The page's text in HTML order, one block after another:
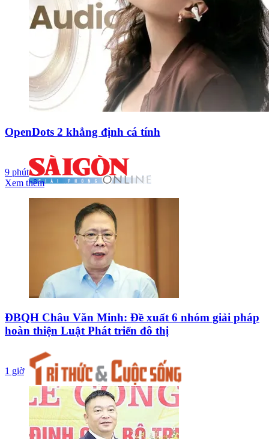
OpenDots 2 khẳng định cá tính
9 phút
Xem thêm
ĐBQH Châu Văn Minh: Đề xuất 6 nhóm giải pháp
hoàn thiện Luật Phát triển đô thị
1 giờ